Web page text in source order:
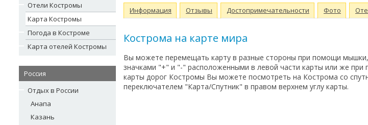
Отели Костромы
Карта Костромы
Погода в Костроме
Карта отелей Костромы
Россия
Отдых в России
Анапа
Казань
Информация Отзывы Достопримечательности Фото
Кострома на карте мира
Вы можете перемещать карту в разные стороны при помощи
значками "+" и "-" расположенными в левой части карты или же
карты дорог Костромы Вы можете посмотреть на Кострома со
переключателем "Карта/Спутник" в правом верхнем углу карты.